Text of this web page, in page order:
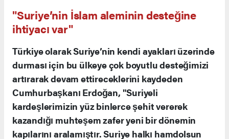
"Suriye’nin İslam aleminin desteğine
ihtiyacı var"
Türkiye olarak Suriye’nin kendi ayakları üzerinde
durması için bu ülkeye çok boyutlu desteğimizi
artırarak devam ettireceklerini kaydeden
Cumhurbaşkanı Erdoğan, "Suriyeli
kardeşlerimizin yüz binlerce şehit vererek
kazandığı muhteşem zafer yeni bir dönemin
kapılarını aralamıştır. Suriye halkı hamdolsun